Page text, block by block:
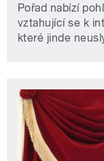
Pořad nabízí
vztahující se k
které jinde